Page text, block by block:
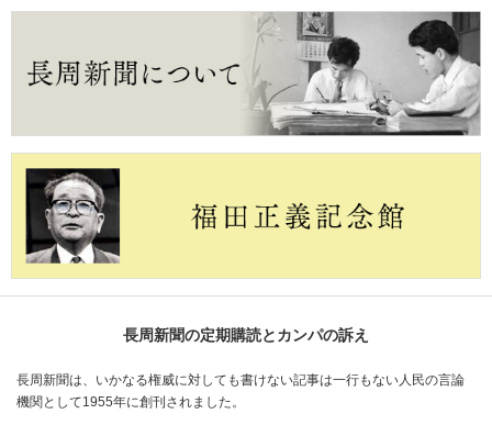
長周新聞の定期購読とカンパの訴え
長周新聞は、いかなる権威に対しても書けない記事は一行もない人民の言論
機関として1955年に創刊されました。